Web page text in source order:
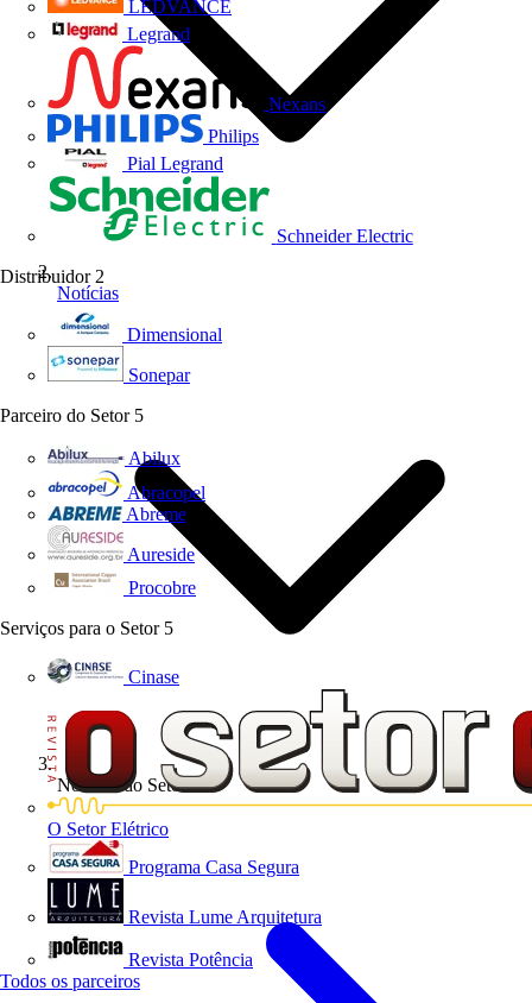
LEDVANCE
Legrand
Nexans
Philips
Pial Legrand
Schneider Electric
Distribuidor 2
Dimensional
Sonepar
Parceiro do Setor 5
Abilux
Abracopel
Abreme
Aureside
Procobre
Serviços para o Setor 5
Cinase
O Setor Elétrico
Programa Casa Segura
Revista Lume Arquitetura
Revista Potência
Todos os parceiros
Notícias
Notícias do Setor